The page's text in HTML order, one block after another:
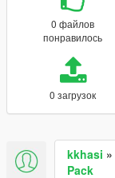
0 файлов
понравилось
0 загрузок
kkhasi »
Pack